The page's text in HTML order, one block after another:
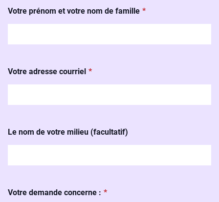
Votre prénom et votre nom de famille
Votre adresse courriel
Le nom de votre milieu (facultatif)
Votre demande concerne :